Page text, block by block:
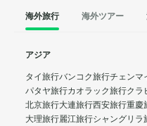
海外旅行 海外ツアー
アジア
タイ旅行バンコク旅行チェンマ
パタヤ旅行カオラック旅行クラ
北京旅行大連旅行西安旅行重慶
大理旅行麗江旅行シャングリラ